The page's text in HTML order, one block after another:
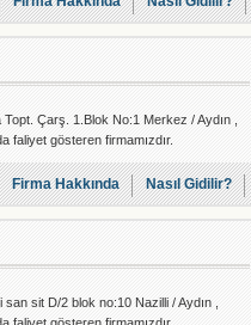
Çarş. 1.Blok No:1 Merkez / Aydın ,
faliyet gösteren firmamızdır.
Firma Hakkında Nasıl Gidilir?
sit D/2 blok no:10 Nazilli / Aydın ,